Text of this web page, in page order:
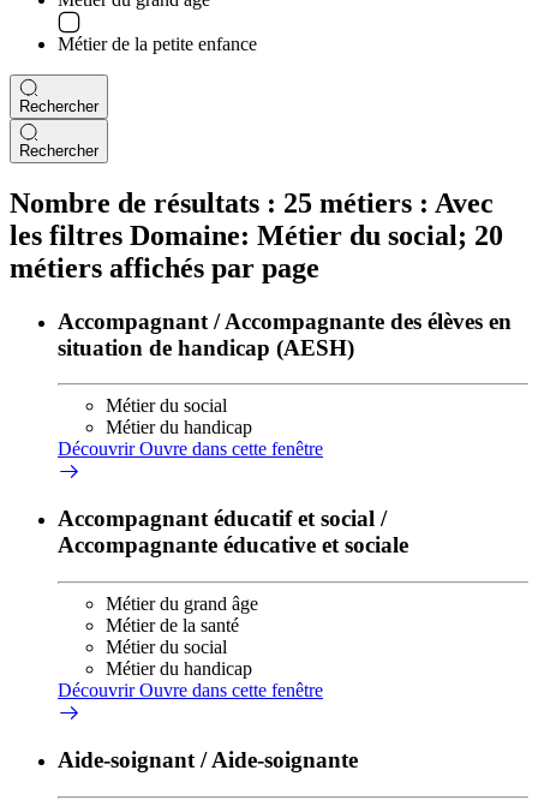
Métier de la petite enfance
Rechercher
Rechercher
Nombre de résultats : 25 métiers : Avec
les filtres Domaine: Métier du social; 20
métiers affichés par page
Accompagnant / Accompagnante des élèves en
situation de handicap (AESH)
Métier du social
Métier du handicap
DécouvrirOuvre dans cette fenêtre
Accompagnant éducatif et social /
Accompagnante éducative et sociale
Métier du grand âge
Métier de la santé
Métier du social
Métier du handicap
DécouvrirOuvre dans cette fenêtre
Aide-soignant / Aide-soignante